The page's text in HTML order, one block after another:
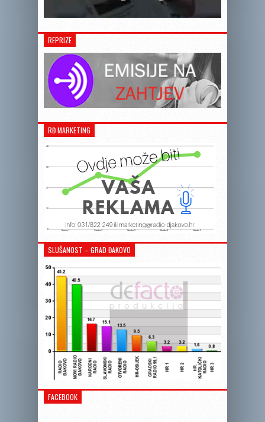
REPRIZE
RĐ MARKETING
SLUŠANOST – GRAD ĐAKOVO
FACEBOOK